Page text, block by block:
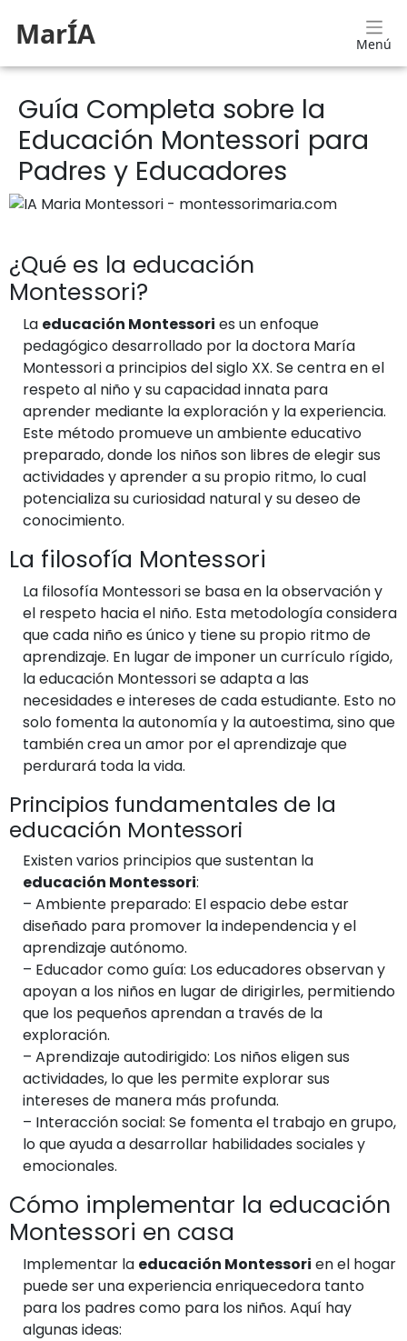
MarÍA Menú
Guía Completa sobre la
Educación Montessori para
Padres y Educadores
¿Qué es la educación
Montessori?
La educación Montessori es un enfoque
pedagógico desarrollado por la doctora María
Montessori a principios del siglo XX. Se centra en el
respeto al niño y su capacidad innata para
aprender mediante la exploración y la experiencia.
Este método promueve un ambiente educativo
preparado, donde los niños son libres de elegir sus
actividades y aprender a su propio ritmo, lo cual
potencializa su curiosidad natural y su deseo de
conocimiento.
La filosofía Montessori
La filosofía Montessori se basa en la observación y
el respeto hacia el niño. Esta metodología considera
que cada niño es único y tiene su propio ritmo de
aprendizaje. En lugar de imponer un currículo rígido,
la educación Montessori se adapta a las
necesidades e intereses de cada estudiante. Esto no
solo fomenta la autonomía y la autoestima, sino que
también crea un amor por el aprendizaje que
perdurará toda la vida.
Principios fundamentales de la
educación Montessori
Existen varios principios que sustentan la
educación Montessori:
– Ambiente preparado: El espacio debe estar
diseñado para promover la independencia y el
aprendizaje autónomo.
– Educador como guía: Los educadores observan y
apoyan a los niños en lugar de dirigirles, permitiendo
que los pequeños aprendan a través de la
exploración.
– Aprendizaje autodirigido: Los niños eligen sus
actividades, lo que les permite explorar sus
intereses de manera más profunda.
– Interacción social: Se fomenta el trabajo en grupo,
lo que ayuda a desarrollar habilidades sociales y
emocionales.
Cómo implementar la educación
Montessori en casa
Implementar la educación Montessori en el hogar
puede ser una experiencia enriquecedora tanto
para los padres como para los niños. Aquí hay
algunas ideas: